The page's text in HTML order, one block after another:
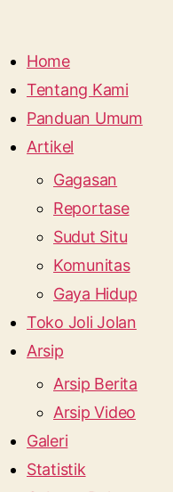
Home
Tentang Kami
Panduan Umum
Artikel
Gagasan
Reportase
Sudut Situ
Komunitas
Gaya Hidup
Toko Joli Jolan
Arsip
Arsip Berita
Arsip Video
Galeri
Statistik